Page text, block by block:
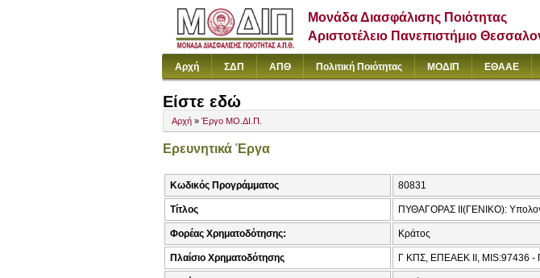
Μονάδα Διασφάλισης Ποιότητας
Αριστοτέλειο Πανεπιστήμιο
Αρχή ΣΔΠ ΑΠΘ Πολιτική Ποιότητας ΜΟΔΙΠ ΕΘΑΑΕ
Είστε εδώ
Αρχή » Έργο ΜΟ.ΔΙ.Π.
Ερευνητικά Έργα
Κωδικός Προγράμματος 80831
Τίτλος ΠΥΘΑΓΟΡΑΣ ΙΙ(ΓΕΝΙΚΟ):
Φορέας Χρηματοδότησης: Κράτος
Πλαίσιο Χρηματοδότησης Γ ΚΠΣ, ΕΠΕΑΕΚ ΙΙ, MIS:97436 -